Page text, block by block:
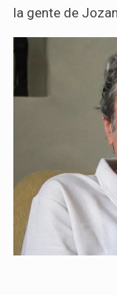
la gente de